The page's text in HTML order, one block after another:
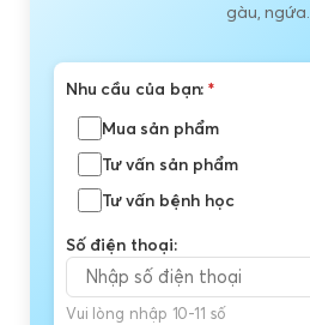
gàu, ngứa.
Nhu cầu của bạn:*
Mua sản phẩm
Tư vấn sản phẩm
Tư vấn bệnh học
Số điện thoại:
Vui lòng nhập 10-11 số